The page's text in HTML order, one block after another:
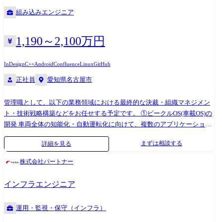
キルやノウハウを身に付けることが可能です!
ン
組み込みエンジニア
1,190～2,100万円
InDesignC++AndroidConfluenceLinuxGitHub
正社員 愛知県名古屋市
管理職として、以下の業務領域における最終的な決裁・組織マネジメン
ト・技術戦略構築などをお任せする予定です。 ①ビークルOS(車載OS)の
開発 車両全体の知能化・自動運転化に向けて、複数のアプリケーション
を安全かつ安定的に動作させるための「共通ソフトウェア基盤(OS)」=ビ
ークルOSの開発を行います。 これは、PCやスマートフォンにおける
OS(LinuxやAndroidなど)に相当する存在で、車両における頭脳となるセ
ご経験があれば、ご活躍の可能性がございます。 (実装やテスト経験者も
対象) ≪業務委細≫ AUTOSAR Adaptive / Classicに基づいたOS・ミドルウ
ェア層の要求仕様策定、設計、実装 ※OSやミドルウェア開発経験、リア
詳細を見る まずは相談する
株式会社パートナー
インフラエンジニア
運用・監視・保守（インフラ）